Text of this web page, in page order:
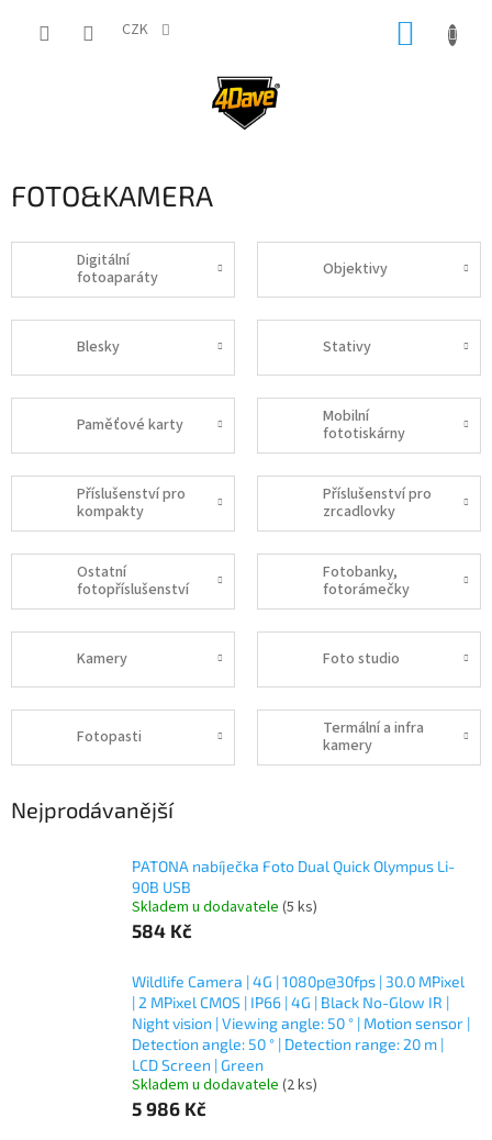
CZK
FOTO&KAMERA
Digitální
fotoaparáty
Objektivy
Blesky Stativy
Paměťové karty
Mobilní
fototiskárny
Příslušenství pro
kompakty
Příslušenství pro
zrcadlovky
Ostatní
fotopříslušenství
Fotobanky,
fotorámečky
Kamery Foto studio
Fotopasti
Termální a infra
kamery
Nejprodávanější
PATONA nabíječka Foto Dual Quick Olympus Li-
90B USB
Skladem u dodavatele (5 ks)
584 Kč
Wildlife Camera | 4G | 1080p@30fps | 30.0 MPixel
| 2 MPixel CMOS | IP66 | 4G | Black No-Glow IR |
Night vision | Viewing angle: 50 ° | Motion sensor |
Detection angle: 50 ° | Detection range: 20 m |
LCD Screen | Green
Skladem u dodavatele (2 ks)
5 986 Kč